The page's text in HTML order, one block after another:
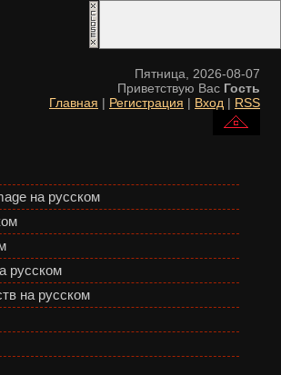
Пятница, 2026-08-07
Приветствую Вас Гость
Главная | Регистрация | Вход | RSS
на русском
русском
на русском